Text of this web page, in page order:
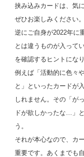
挟み込みカードは、気
ぜひお楽しみください。
逆にご自身が2022年に
とは違うものが入って
を確認するヒントになり
例えば「活動的に色々
と」といったカードが
しれません。その「が
ドが欲しかったな…」
う。
それが本心なので、カ
重要です。あくまでも